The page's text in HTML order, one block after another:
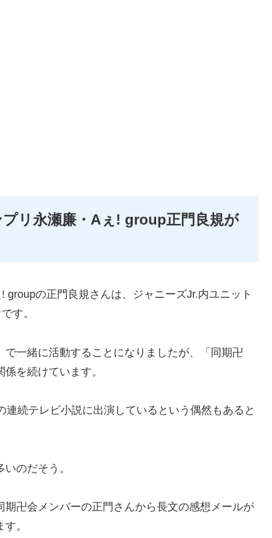
リ永瀬廉・Aぇ! group正門良規が
groupの正門良規さんは、ジャニーズJr.内ユニット
す。
一緒に活動することになりましたが、
「同期卍
を続けています。
続テレビ小説に出演しているという偶然もあると
のだそう。
卍会メンバーの正門さんから長文の感想メールが
。